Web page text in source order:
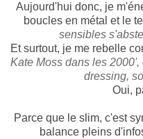
Aujourd'hui donc, je
boucles en métal et le
sensibles
Et surtout, je me rebelle
Kate Moss dans les
dressing,
Oui,
Parce que le slim, c'est
balance pleins